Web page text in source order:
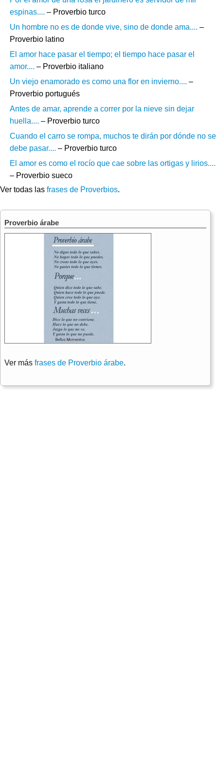
espinas.... – Proverbio turco
Un hombre no es de donde vive, sino de donde ama.... –
Proverbio latino
El amor hace pasar el tiempo; el tiempo hace pasar el
amor.... – Proverbio italiano
Un viejo enamorado es como una flor en invierno.... –
Proverbio portugués
Antes de amar, aprende a correr por la nieve sin dejar
huella.... – Proverbio turco
Cuando el carro se rompa, muchos te dirán por dónde no se
debe pasar.... – Proverbio turco
El amor es como el rocío que cae sobre las ortigas y lirios....
– Proverbio sueco
Ver todas las frases de Proverbios.
Proverbio árabe
Ver más frases de Proverbio árabe.